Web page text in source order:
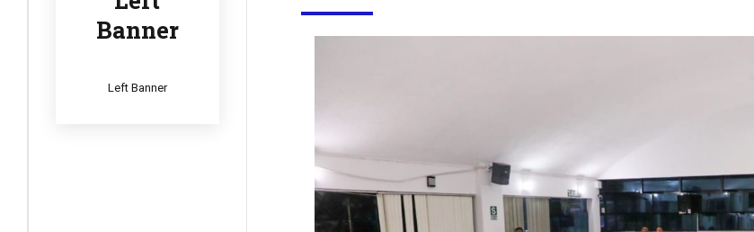
Banner
Left Banner